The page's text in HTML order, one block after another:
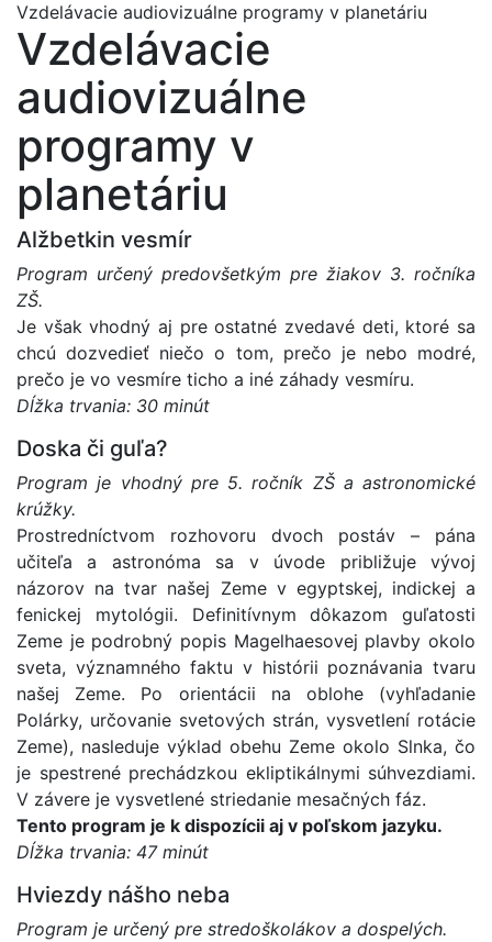
Vzdelávacie audiovizuálne programy v planetáriu
Vzdelávacie
audiovizuálne
programy v
planetáriu
Alžbetkin vesmír
Program určený predovšetkým pre žiakov 3. ročníka
ZŠ.
Je však vhodný aj pre ostatné zvedavé deti, ktoré sa
chcú dozvedieť niečo o tom, prečo je nebo modré,
prečo je vo vesmíre ticho a iné záhady vesmíru.
Dĺžka trvania: 30 minút
Doska či guľa?
Program je vhodný pre 5. ročník ZŠ a astronomické
krúžky.
Prostredníctvom rozhovoru dvoch postáv – pána
učiteľa a astronóma sa v úvode približuje vývoj
názorov na tvar našej Zeme v egyptskej, indickej a
fenickej mytológii. Definitívnym dôkazom guľatosti
Zeme je podrobný popis Magelhaesovej plavby okolo
sveta, významného faktu v histórii poznávania tvaru
našej Zeme. Po orientácii na oblohe (vyhľadanie
Polárky, určovanie svetových strán, vysvetlení rotácie
Zeme), nasleduje výklad obehu Zeme okolo Slnka, čo
je spestrené prechádzkou ekliptikálnymi súhvezdiami.
V závere je vysvetlené striedanie mesačných fáz.
Tento program je k dispozícii aj v poľskom jazyku.
Dĺžka trvania: 47 minút
Hviezdy nášho neba
Program je určený pre stredoškolákov a dospelých.